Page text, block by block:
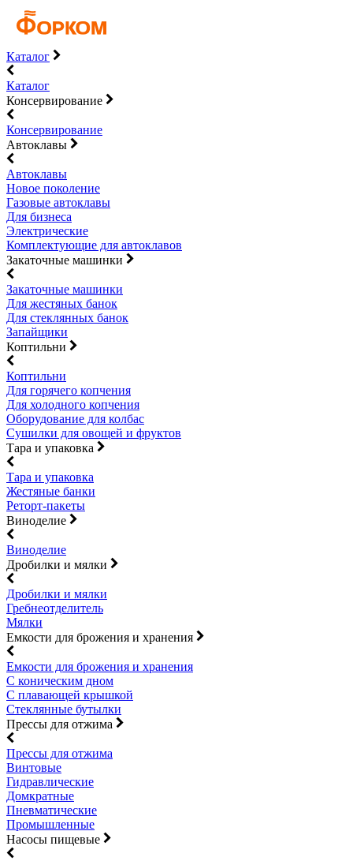
Каталог
Каталог
Консервирование
Консервирование
Автоклавы
Автоклавы
Новое поколение
Газовые автоклавы
Для бизнеса
Электрические
Комплектующие для автоклавов
Закаточные машинки
Закаточные машинки
Для жестяных банок
Для стеклянных банок
Запайщики
Коптильни
Коптильни
Для горячего копчения
Для холодного копчения
Оборудование для колбас
Сушилки для овощей и фруктов
Тара и упаковка
Тара и упаковка
Жестяные банки
Реторт-пакеты
Виноделие
Виноделие
Дробилки и мялки
Дробилки и мялки
Гребнеотделитель
Мялки
Емкости для брожения и хранения
Емкости для брожения и хранения
С коническим дном
С плавающей крышкой
Стеклянные бутылки
Прессы для отжима
Прессы для отжима
Винтовые
Гидравлические
Домкратные
Пневматические
Промышленные
Насосы пищевые